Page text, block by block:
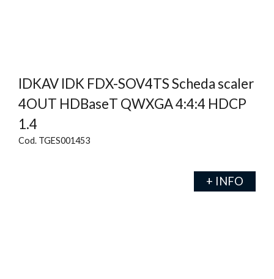
IDKAV IDK FDX-SOV4TS Scheda scaler
4OUT HDBaseT QWXGA 4:4:4 HDCP
1.4
Cod. TGES001453
+ INFO